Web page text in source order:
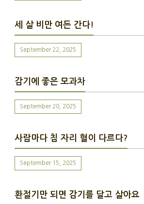
세 살 비만 여든 간다!
September 22, 2025
감기에 좋은 모과차
September 20, 2025
사람마다 침 자리 혈이 다르다?
September 15, 2025
환절기만 되면 감기를 달고 살아요